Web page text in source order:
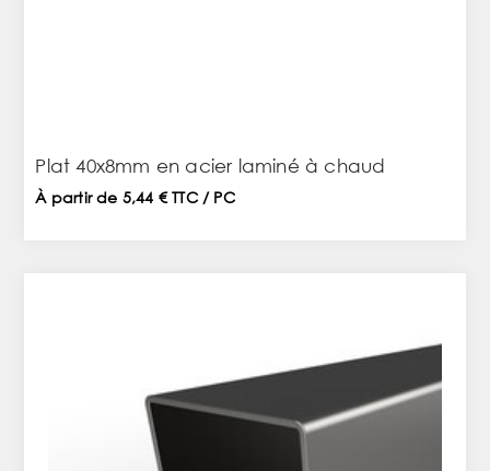
Plat 40x8mm en acier laminé à chaud
À partir de 5,44 € TTC / PC